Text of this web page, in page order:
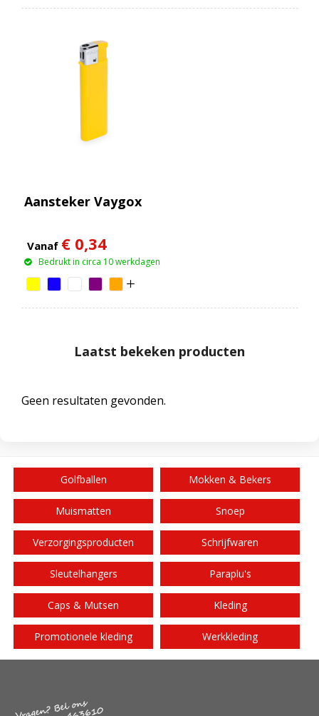
Aansteker Vaygox
Vanaf € 0,34
Bedrukt in circa 10 werkdagen
Laatst bekeken producten
Geen resultaten gevonden.
Golfballen Mokken & Bekers
Muismatten Snoep
Verzorgingsproducten Schrijfwaren
Sleutelhangers Paraplu's
Caps & Mutsen Kleding
Promotionele kleding Werkkleding